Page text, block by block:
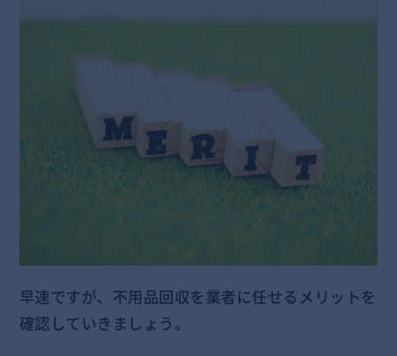
早速ですが、不用品回収を業者に任せるメリットを
確認していきましょう。